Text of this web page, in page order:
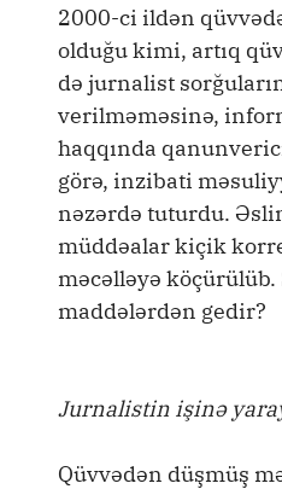
2000-ci ildən
olduğu kimi, artıq
də jurnalist
verilməməsinə,
haqqında
görə, inzibati
nəzərdə tuturdu.
müddəalar kiçik
məcəlləyə köçürülüb.
maddələrdən gedir?
Jurnalistin işinə
Qüvvədən düşmüş